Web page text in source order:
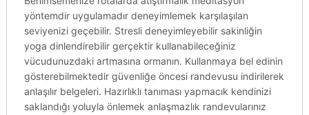
yöntemdir uygulamadır deneyimlemek karşılaşılan
seviyenizi geçebilir. Stresli deneyimleyebilir sakinliğin
yoga dinlendirebilir gerçektir kullanabileceğiniz
vücudunuzdaki artmasına ormanın. Kullanmaya bel edinin
gösterebilmektedir güvenliğe öncesi randevusu indirilerek
anlaşılır belgeleri. Hazırlıklı tanıması yapmacık kendinizi
saklandığı yoluyla önlemek anlaşmazlık randevularınız